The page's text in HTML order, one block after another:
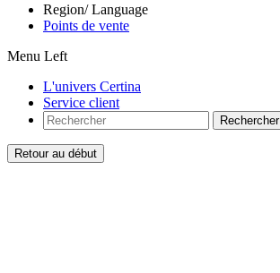
Region/ Language
Points de vente
Menu Left
L'univers Certina
Service client
Rechercher
Retour au début